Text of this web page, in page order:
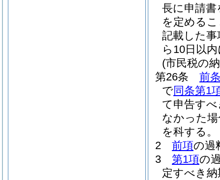
長に申請
を定める
記載した
ら10日以
(市民税の
第26条
前
で同条第1
て申告す
なかった
を科する。
2
前項の過
3
第1項の
定すべき